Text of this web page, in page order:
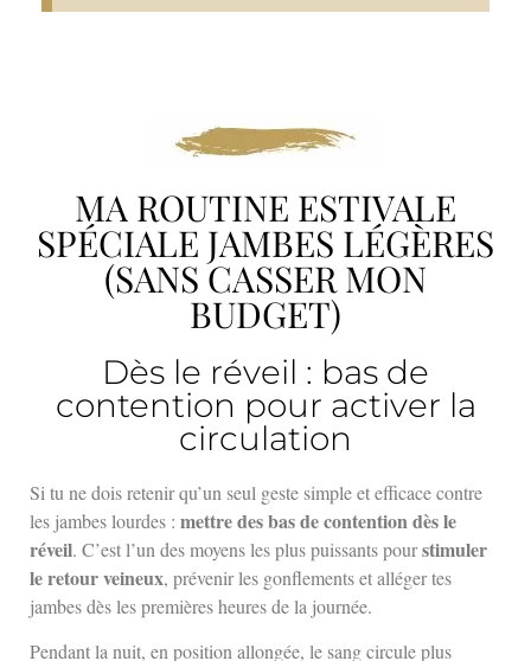
MA ROUTINE ESTIVALE
SPÉCIALE JAMBES LÉGÈRES
(SANS CASSER MON
BUDGET)
Dès le réveil : bas de
contention pour activer la
circulation
Si tu ne dois retenir qu’un seul geste simple et efficace contre
les jambes lourdes : mettre des bas de contention dès le
réveil. C’est l’un des moyens les plus puissants pourstimuler
le retour veineux, prévenir les gonflements et alléger tes
jambes dès les premières heures de la journée.
Pendant la nuit, en position allongée, le sang circule plus